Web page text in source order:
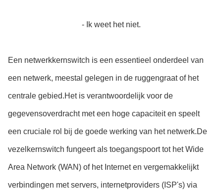
- Ik weet het niet.
Een netwerkkernswitch is een essentieel onderdeel van
een netwerk, meestal gelegen in de ruggengraat of het
centrale gebied.Het is verantwoordelijk voor de
gegevensoverdracht met een hoge capaciteit en speelt
een cruciale rol bij de goede werking van het netwerk.De
vezelkernswitch fungeert als toegangspoort tot het Wide
Area Network (WAN) of het Internet en vergemakkelijkt
verbindingen met servers, internetproviders (ISP's) via